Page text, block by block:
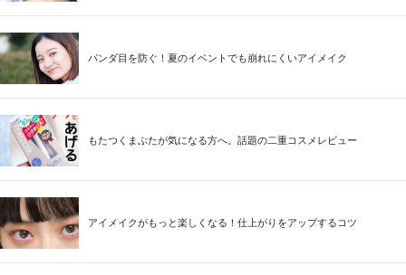
パンダ目を防ぐ！夏のイベントでも崩れにくいアイメイク
もたつくまぶたが気になる方へ。話題の二重コスメレビュー
アイメイクがもっと楽しくなる！仕上がりをアップするコツ